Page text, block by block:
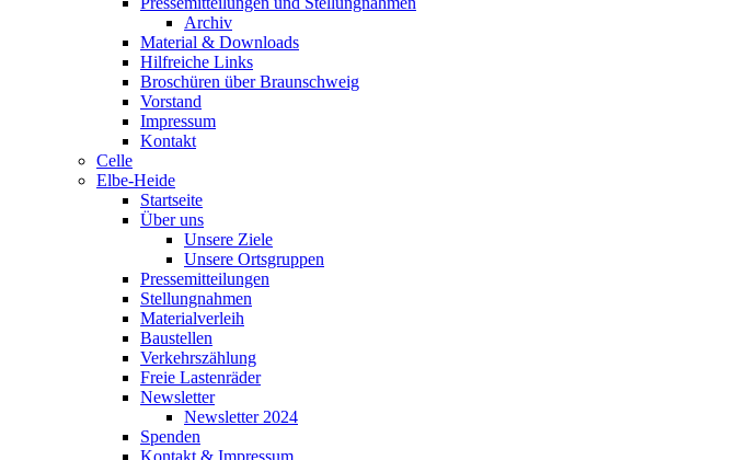
Archiv
Material & Downloads
Hilfreiche Links
Broschüren über Braunschweig
Vorstand
Impressum
Kontakt
Celle
Elbe-Heide
Startseite
Über uns
Unsere Ziele
Unsere Ortsgruppen
Pressemitteilungen
Stellungnahmen
Materialverleih
Baustellen
Verkehrszählung
Freie Lastenräder
Newsletter
Newsletter 2024
Spenden
Kontakt & Impressum